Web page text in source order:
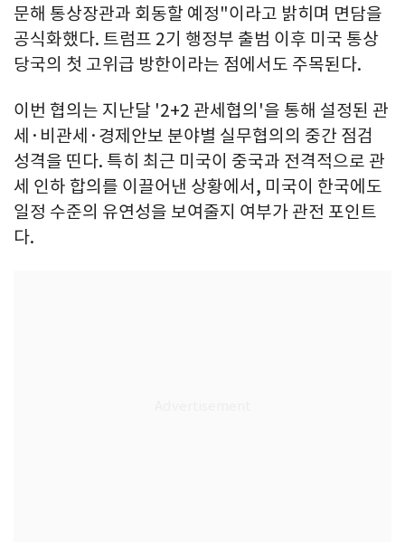
문해 통상장관과 회동할 예정"이라고 밝히며 면담을
공식화했다. 트럼프 2기 행정부 출범 이후 미국 통상
당국의 첫 고위급 방한이라는 점에서도 주목된다.
이번 협의는 지난달 '2+2 관세협의'을 통해 설정된 관
세·비관세·경제안보 분야별 실무협의의 중간 점검
성격을 띤다. 특히 최근 미국이 중국과 전격적으로 관
세 인하 합의를 이끌어낸 상황에서, 미국이 한국에도
일정 수준의 유연성을 보여줄지 여부가 관전 포인트
다.